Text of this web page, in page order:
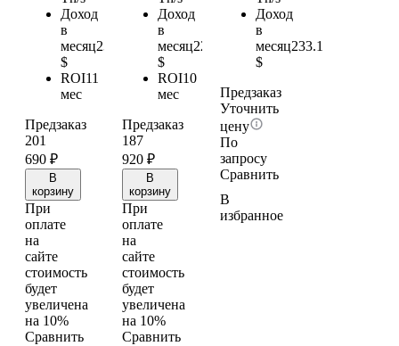
Доход
в
месяц235.2
$
ROI11
мес
Предзаказ
201
690 ₽
В
корзину
При
оплате
на
сайте
стоимость
будет
увеличена
на 10%
Сравнить
Доход
в
месяц226.8
$
ROI10
мес
Предзаказ
187
920₽
В
корзину
При
оплате
на
сайте
стоимость
будет
увеличена
на 10%
Сравнить
Доход
в
месяц233.1
$
Предзаказ
Уточнить
цену
По
запросу
Сравнить
В
избранное